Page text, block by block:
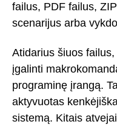
failus, PDF failus,
scenarijus arba
Atidarius šiuos
įgalinti
programinę įrangą.
aktyvuotas
sistemą. Kitais